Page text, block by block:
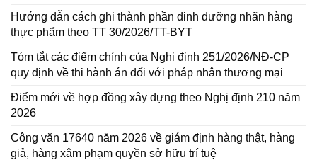
Hướng dẫn cách ghi thành phần dinh dưỡng nhãn hàng
thực phẩm theo TT 30/2026/TT-BYT
Tóm tắt các điểm chính của Nghị định 251/2026/NĐ-CP
quy định về thi hành án đối với pháp nhân thương mại
Điểm mới về hợp đồng xây dựng theo Nghị định 210 năm
2026
Công văn 17640 năm 2026 về giám định hàng thật, hàng
giả, hàng xâm phạm quyền sở hữu trí tuệ